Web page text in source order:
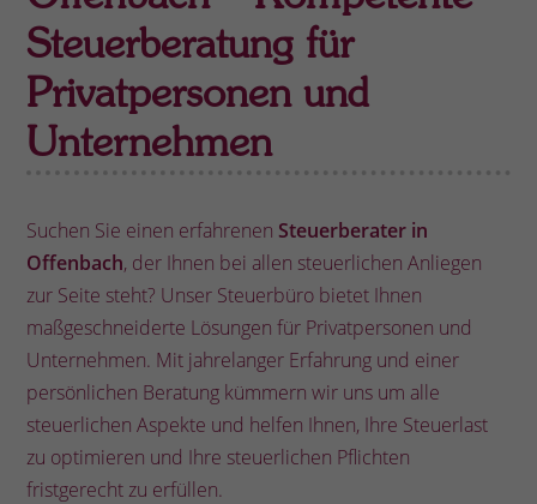
Steuerberatung für
Privatpersonen und
Unternehmen
Suchen Sie einen erfahrenen Steuerberater in
Offenbach, der Ihnen bei allen steuerlichen Anliegen
zur Seite steht? Unser Steuerbüro bietet Ihnen
maßgeschneiderte Lösungen für Privatpersonen und
Unternehmen. Mit jahrelanger Erfahrung und einer
persönlichen Beratung kümmern wir uns um alle
steuerlichen Aspekte und helfen Ihnen, Ihre Steuerlast
zu optimieren und Ihre steuerlichen Pflichten
fristgerecht zu erfüllen.